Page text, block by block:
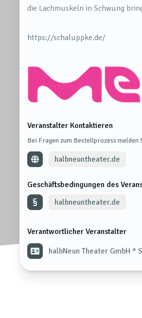
die Lachmuskeln in Schwung
https://schaluppke.de/
Veranstalter Kontaktieren
Bei Fragen zum Bestellprozess melden
halbneuntheater.de
Geschäftsbedingungen des
halbneuntheater.de
Verantwortlicher Veranstalter
halbNeun Theater GmbH